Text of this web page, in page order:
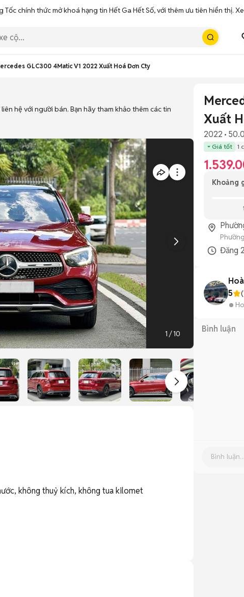
Tốc chính thức mở khoá hạng tin Hết Ga Hết Số, với thêm ưu tiên hiển thị.
GLC300 4Matic V1 2022 Xuất Hoá Đơn Cty
Xuất
2022
Giá tốt 1
Khoảng
Đăng
5
(
Bình luận
hệ với người bán. Bạn hãy tham khảo thêm các tin
1 /10
không thuỷ kích, không tua kilomet